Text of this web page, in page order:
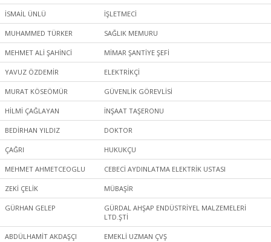
İSMAİL ÜNLÜ İŞLETMECİ
MUHAMMED TÜRKER SAĞLIK MEMURU
MEHMET ALİ ŞAHİNCİ MİMAR ŞANTİYE ŞEFİ
YAVUZ ÖZDEMİR ELEKTRİKÇİ
MURAT KÖSEÖMÜR GÜVENLİK GÖREVLİSİ
HİLMİ ÇAĞLAYAN İNŞAAT TAŞERONU
BEDİRHAN YILDIZ DOKTOR
ÇAĞRI HUKUKÇU
MEHMET AHMETCEOGLU CEBECİ AYDINLATMA ELEKTRİK USTASI
ZEKİ ÇELİK MÜBAŞİR
GÜRHAN GELEP
GÜRDAL AHŞAP ENDÜSTRİYEL MALZEMELERİ
LTD.ŞTİ
ABDÜLHAMİT AKDAŞÇI EMEKLİ UZMAN ÇVŞ